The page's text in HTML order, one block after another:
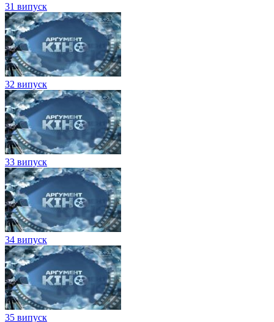
31 випуск
32 випуск
33 випуск
34 випуск
35 випуск